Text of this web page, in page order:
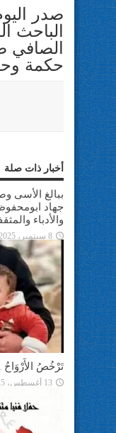
صدر
الباحث
حكمة
أخبار ذات صلة
ببالغ الأسى
جهاد
والأدباء
8 سبتمبر، 2025
تَرْخُصُ
13 أغسطس، 2025